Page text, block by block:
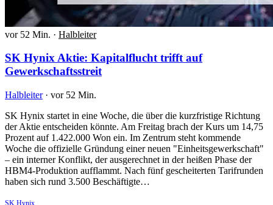
vor 52 Min. · Halbleiter
SK Hynix Aktie: Kapitalflucht trifft auf
Gewerkschaftsstreit
Halbleiter · vor 52 Min.
SK Hynix startet in eine Woche, die über die kurzfristige Richtung
der Aktie entscheiden könnte. Am Freitag brach der Kurs um 14,75
Prozent auf 1.422.000 Won ein. Im Zentrum steht kommende
Woche die offizielle Gründung einer neuen "Einheitsgewerkschaft"
– ein interner Konflikt, der ausgerechnet in der heißen Phase der
HBM4-Produktion aufflammt. Nach fünf gescheiterten Tarifrunden
haben sich rund 3.500 Beschäftigte…
SK Hynix